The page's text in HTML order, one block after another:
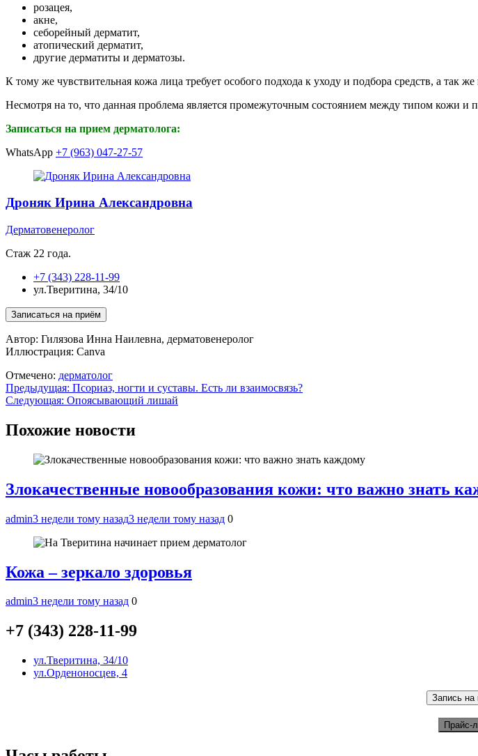
розацея,
акне,
себорейный дерматит,
атопический дерматит,
другие дерматиты и дерматозы.
К тому же чувствительная кожа лица требует особого подхода к уходу и подбора средств, а так
Несмотря на то, что данная проблема является промежуточным состоянием между типом кожи и
Записаться на прием дерматолога:
WhatsApp +7 (963) 047-27-57
Дроняк Ирина Александровна
Дерматовенеролог
Стаж 22 года.
+7 (343) 228-11-99
ул.Тверитина, 34/10
Автор: Гилязова Инна Наилевна, дерматовенеролог
Иллюстрация: Canva
Отмечено: дерматолог
Навигация
по
записям
Предыдущая: Псориаз, ногти и суставы. Есть ли взаимосвязь?
Следующая: Опоясывающий лишай
Похожие новости
Злокачественные новообразования кожи: что важно знать
admin3 недели тому назад3 недели тому назад 0
Кожа – зеркало здоровья
admin3 недели тому назад 0
+7 (343) 228-11-99
ул.Тверитина, 34/10
ул.Орденоносцев, 4